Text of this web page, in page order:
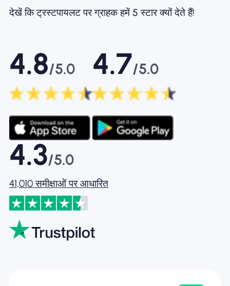
देखें कि ट्रस्टपायलट पर ग्राहक हमें 5 स्टार क्यों देते हैं!
4.8/5.0 4.7/5.0
4.3/5.0
41,010 समीक्षाओं पर आधारित